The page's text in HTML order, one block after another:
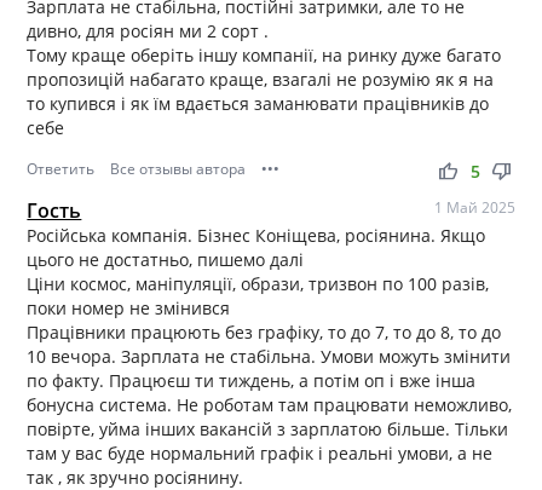
Зарплата не стабільна, постійні затримки, але то не
дивно, для росіян ми 2 сорт .
Тому краще оберіть іншу компанії, на ринку дуже багато
пропозицій набагато краще, взагалі не розумію як я на
то купився і як їм вдається заманювати працівників до
себе
Ответить Все отзывы автора ••• thumb_up thumb_down
5
Гость 1 Май 2025
Російська компанія. Бізнес Коніщева, росіянина. Якщо
цього не достатньо, пишемо далі
Ціни космос, маніпуляції, образи, тризвон по 100 разів,
поки номер не змінився
Працівники працюють без графіку, то до 7, то до 8, то до
10 вечора. Зарплата не стабільна. Умови можуть змінити
по факту. Працюєш ти тиждень, а потім оп і вже інша
бонусна система. Не роботам там працювати неможливо,
повірте, уйма інших вакансій з зарплатою більше. Тільки
там у вас буде нормальний графік і реальні умови, а не
так , як зручно росіянину.